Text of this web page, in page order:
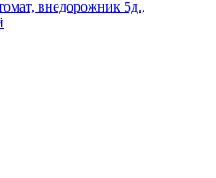
внедорожник 5д.,